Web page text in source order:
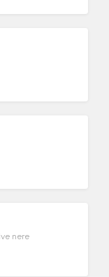
nere